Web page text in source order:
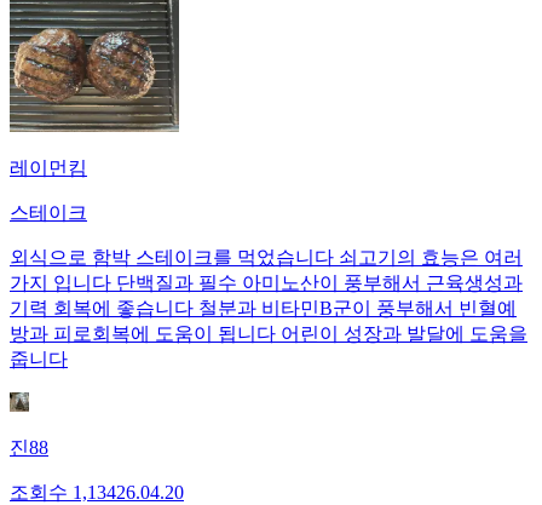
레이먼킴
스테이크
외식으로 함박 스테이크를 먹었습니다 쇠고기의 효능은 여러
가지 입니다 단백질과 필수 아미노산이 풍부해서 근육생성과
기력 회복에 좋습니다 철분과 비타민B군이 풍부해서 빈혈예
방과 피로회복에 도움이 됩니다 어린이 성장과 발달에 도움을
줍니다
진88
조회수 1,13426.04.20